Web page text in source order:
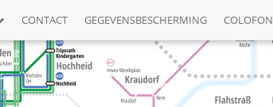
CONTACT GEGEVENSBESCHERMING COLOFON